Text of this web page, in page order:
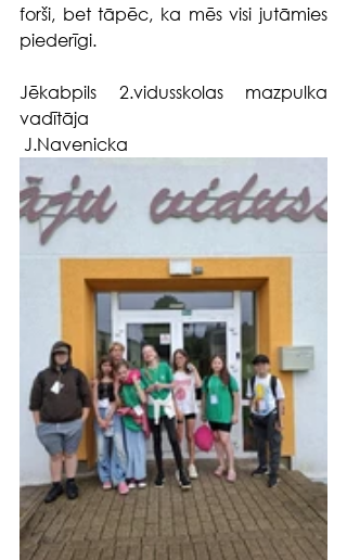
forši, bet tāpēc, ka mēs visi jutāmies
piederīgi.
Jēkabpils 2.vidusskolas mazpulka
vadītāja
J.Navenicka